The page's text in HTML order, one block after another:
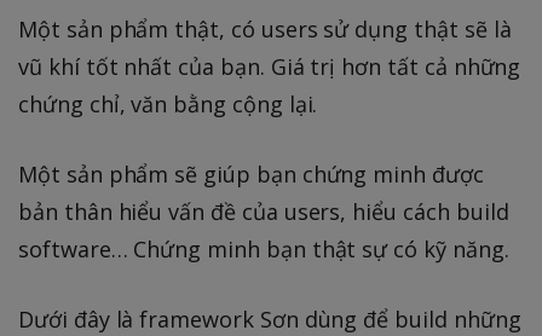
Một sản phẩm thật, có users sử dụng thật sẽ là
vũ khí tốt nhất của bạn. Giá trị hơn tất cả những
chứng chỉ, văn bằng cộng lại.
Một sản phẩm sẽ giúp bạn chứng minh được
bản thân hiểu vấn đề của users, hiểu cách build
software… Chứng minh bạn thật sự có kỹ năng.
Dưới đây là framework Sơn dùng để build những